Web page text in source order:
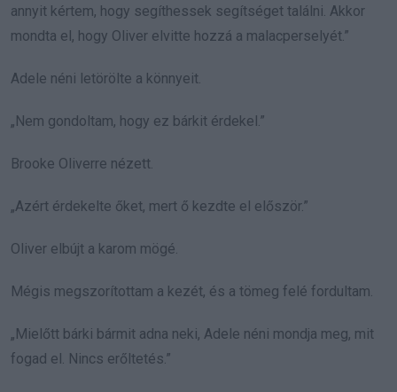
annyit kértem, hogy segíthessek segítséget találni. Akkor
mondta el, hogy Oliver elvitte hozzá a malacperselyét.”
Adele néni letörölte a könnyeit.
„Nem gondoltam, hogy ez bárkit érdekel.”
Brooke Oliverre nézett.
„Azért érdekelte őket, mert ő kezdte el először.”
Oliver elbújt a karom mögé.
Mégis megszorítottam a kezét, és a tömeg felé fordultam.
„Mielőtt bárki bármit adna neki, Adele néni mondja meg, mit
fogad el. Nincs erőltetés.”